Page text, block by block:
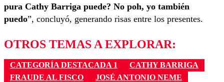
pura Cathy Barriga puede? No poh, yo también
puedo”, concluyó, generando risas entre los presentes.
OTROS TEMAS A EXPLORAR:
CATEGORÍA DESTACADA 1
CATHY BARRIGA
FRAUDE AL FISCO
JOSÉ ANTONIO NEME